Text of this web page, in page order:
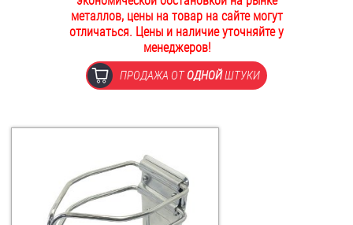
ОПЛАТА И ДОСТАВКА
Втулки
Заклепки (Гайки-Заклепки)
металлов, цены на товар на сайте могут
отличаться. Цены и наличие уточняйте у
менеджеров!
ПРОДАЖА ОТОДНОЙШТУКИ